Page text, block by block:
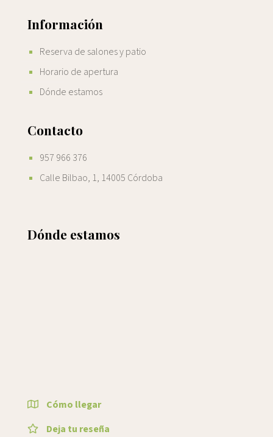
Información
Reserva de salones y patio
Horario de apertura
Dónde estamos
Contacto
957 966 376
Calle Bilbao, 1, 14005 Córdoba
Dónde estamos
Cómo llegar
Deja tu reseña